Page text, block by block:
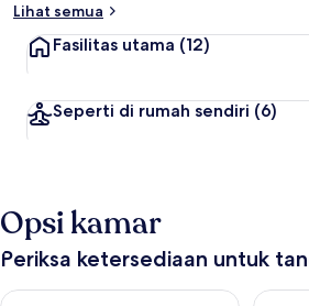
Lihat semua
Fasilitas utama (12)
Seperti di rumah sendiri (6)
Opsi kamar
Periksa ketersediaan untuk
Periksa ketersediaan untuk malam ini